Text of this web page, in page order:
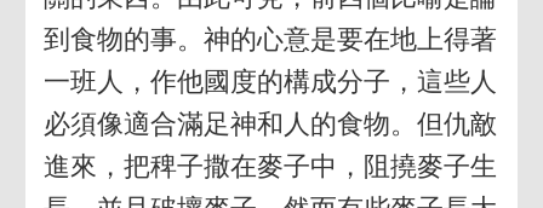
到食物的事。神的心意是要在地上得著
一班人，作他國度的構成分子，這些人
必須像適合滿足神和人的食物。但仇敵
進來，把稗子撒在麥子中，阻撓麥子生